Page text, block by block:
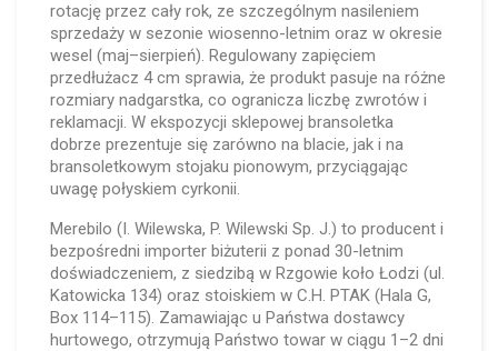
rotację przez cały rok, ze szczególnym nasileniem
sprzedaży w sezonie wiosenno-letnim oraz w okresie
wesel (maj–sierpień). Regulowany zapięciem
przedłużacz 4 cm sprawia, że produkt pasuje na różne
rozmiary nadgarstka, co ogranicza liczbę zwrotów i
reklamacji. W ekspozycji sklepowej bransoletka
dobrze prezentuje się zarówno na blacie, jak i na
bransoletkowym stojaku pionowym, przyciągając
uwagę połyskiem cyrkonii.
Merebilo (I. Wilewska, P. Wilewski Sp. J.) to producent i
bezpośredni importer biżuterii z ponad 30-letnim
doświadczeniem, z siedzibą w Rzgowie koło Łodzi (ul.
Katowicka 134) oraz stoiskiem w C.H. PTAK (Hala G,
Box 114–115). Zamawiając u Państwa dostawcy
hurtowego, otrzymują Państwo towar w ciągu 1–2 dni